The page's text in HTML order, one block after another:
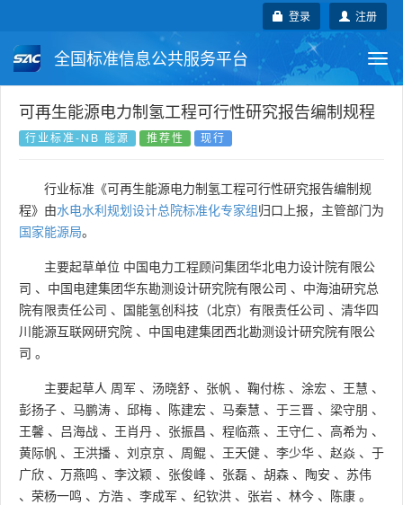
注册
登录
全国标准信息公共服务平台
国家标准 行业标准 地方标准
国外标准 技术委员会
可再生能源电力制氢工程可行性研究报告编制规程
行业标准-NB 能源 推荐性 现行
行业标准《可再生能源电力制氢工程可行性研究报告编制规
程》由水电水利规划设计总院标准化专家组归口上报，主管部门为
国家能源局。
主要起草单位 中国电力工程顾问集团华北电力设计院有限公
司 、 中国电建集团华东勘测设计研究院有限公司 、 中海油研究总
院有限责任公司 、 国能氢创科技（北京）有限责任公司 、 清华四
川能源互联网研究院 、 中国电建集团西北勘测设计研究院有限公
司 。
主要起草人 周军 、 汤晓舒 、 张帆 、 鞠付栋 、 涂宏 、 王慧 、
彭扬子 、 马鹏涛 、 邱梅 、 陈建宏 、 马秦慧 、 于三晋 、 梁守朋 、
王馨 、 吕海战 、 王肖丹 、 张振昌 、 程临燕 、 王守仁 、 高希为 、
黄际帆 、 王洪播 、 刘京京 、 周鲲 、 王天健 、 李少华 、 赵焱 、 于
广欣 、 万燕鸣 、 李汶颖 、 张俊峰 、 张磊 、 胡森 、 陶安 、 苏伟
、 荣杨一鸣 、 方浩 、 李成军 、 纪钦洪 、 张岩 、 林今 、 陈康 。